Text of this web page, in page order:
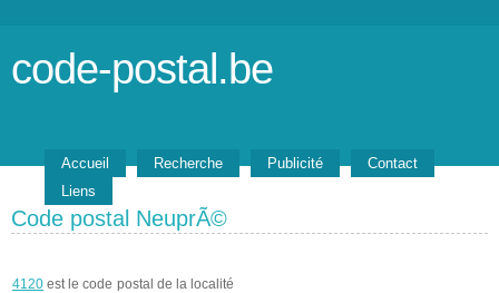
code-postal.be
Accueil Recherche Publicité
Contact
Liens
Code postal NeuprÃ©
4120 est le code postal de la localité